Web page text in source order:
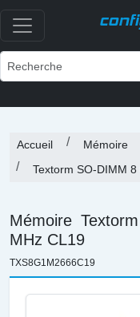
Accueil
Mémoire
Textorm SO-DIMM
Mémoire
MHz CL19
TXS8G1M2666C19